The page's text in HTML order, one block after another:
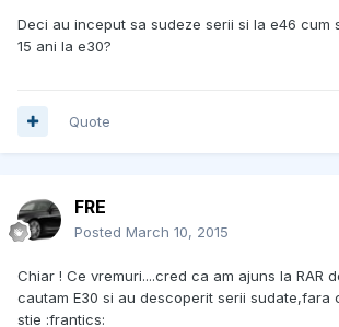
Deci au inceput sa sudeze serii si la e46 cum
15 ani la e30?
Quote
FRE
Posted March 10, 2015
Chiar ! Ce vremuri....cred ca am ajuns la RAR
cautam E30 si au descoperit serii sudate,fara
stie :frantics: